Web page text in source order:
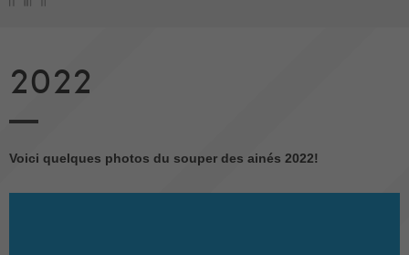
2022
Voici quelques photos du souper des ainés 2022!